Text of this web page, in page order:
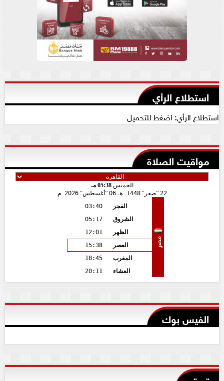
استطلاع الرأي
استطلاع الرأي: اضغط للتحميل
مواقيت الصلاة
الخميس05:38 مـ
22
صفر 1448 هـ 06 أغسطس 2026 م
مصر
الفجر
03:40
الشروق
05:17
الظهر
12:01
العصر
15:38
المغرب
18:45
العشاء
20:11
الفيس بوك